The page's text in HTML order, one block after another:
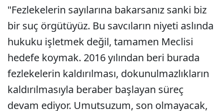
"Fezlekelerin sayılarına bakarsanız sanki biz
bir suç örgütüyüz. Bu savcıların niyeti aslında
hukuku işletmek değil, tamamen Meclisi
hedefe koymak. 2016 yılından beri burada
fezlekelerin kaldırılması, dokunulmazlıkların
kaldırılmasıyla beraber başlayan süreç
devam ediyor. Umutsuzum, son olmayacak,